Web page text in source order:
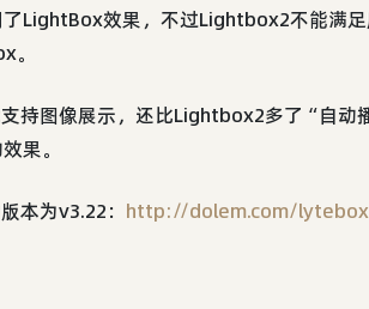
LightBox效果，不过Lightbox2不能满
。
持图像展示，还比Lightbox2多了“自动
果。
本为v3.22： http://dolem.com/